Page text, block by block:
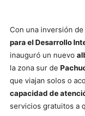
Con una inversión de
para el Desarrollo
inauguró un nuevo
la zona sur de
que viajan solos o
capacidad de
servicios gratuitos a